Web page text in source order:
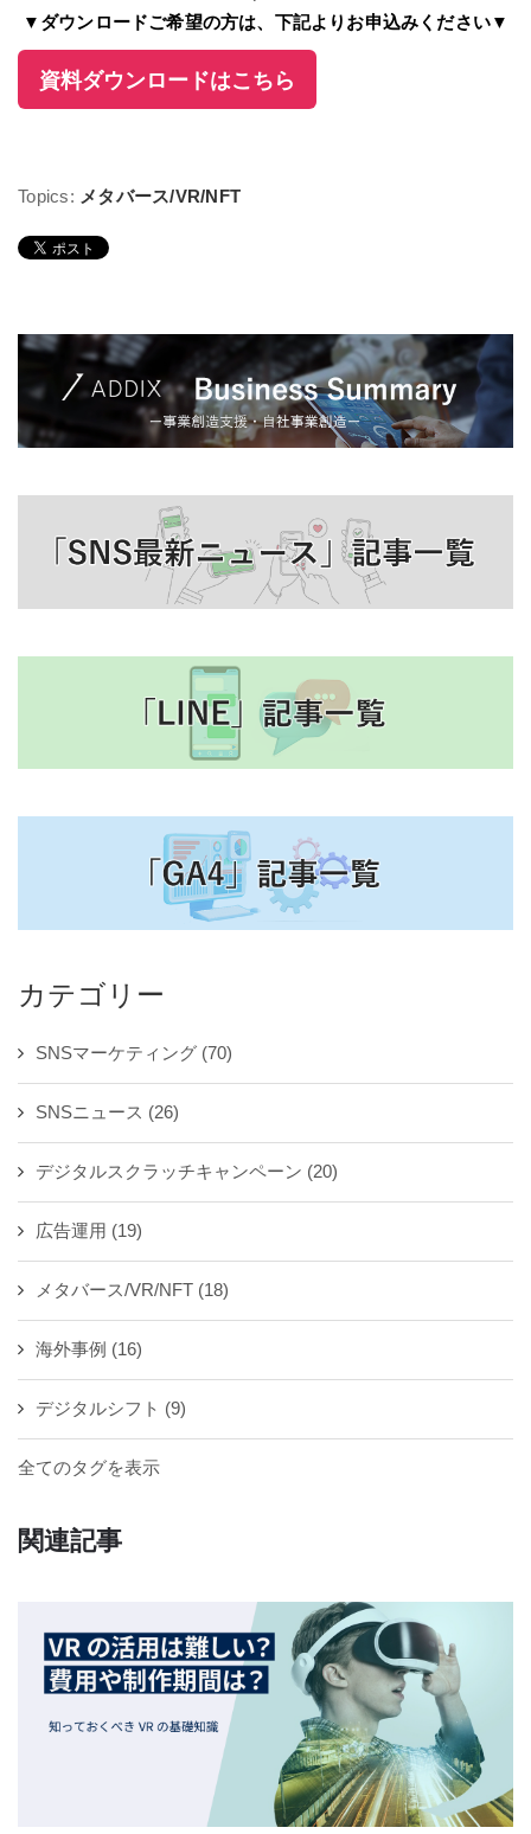
▼ダウンロードご希望の方は、下記よりお申込みください▼
資料ダウンロードはこちら
Topics: メタバース/VR/NFT
カテゴリー
SNSマーケティング (70)
SNSニュース (26)
デジタルスクラッチキャンペーン (20)
広告運用 (19)
メタバース/VR/NFT (18)
海外事例 (16)
デジタルシフト (9)
全てのタグを表示
関連記事